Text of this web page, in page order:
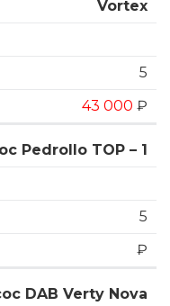
Vortex
5
43 000 ₽
Pedrollo TOP – 1
5
₽
DAB Verty Nova